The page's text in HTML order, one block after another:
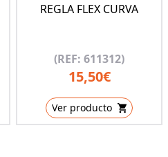
REGLA FLEX CURVA
(REF: 611312)
15,50€
Ver producto